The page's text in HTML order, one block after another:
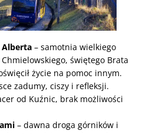
Alberta – samotnia wielkiego
świętego Brata
życie na pomoc innym.
zadumy, ciszy i refleksji.
od Kuźnic, brak możliwości
– dawna droga górników i